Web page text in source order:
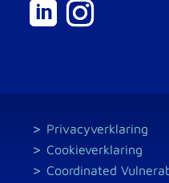
Privacyverklaring
Cookieverklaring
Coordinated